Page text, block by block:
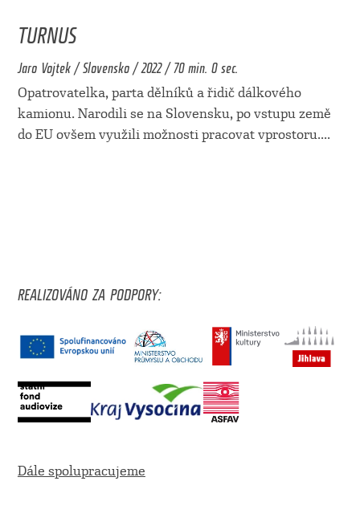
TURNUS
Jaro Vojtek / Slovensko / 2022 / 70 min. 0 sec.
Opatrovatelka, parta dělníků a řidič dálkového
kamionu. Narodili se na Slovensku, po vstupu země
do EU ovšem využili možnosti pracovat vprostoru....
REALIZOVÁNO ZA PODPORY:
Dále spolupracujeme